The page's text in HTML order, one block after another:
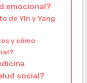
emocional?
de Yin y Yang
y cómo
social?